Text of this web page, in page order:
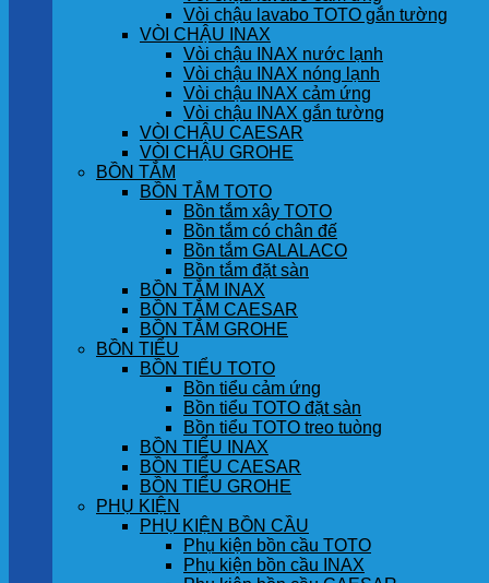
Vòi chậu lavabo TOTO gắn tường
VÒI CHẬU INAX
Vòi chậu INAX nước lạnh
Vòi chậu INAX nóng lạnh
Vòi chậu INAX cảm ứng
Vòi chậu INAX gắn tường
VÒI CHẬU CAESAR
VÒI CHẬU GROHE
BỒN TẮM
BỒN TẮM TOTO
Bồn tắm xây TOTO
Bồn tắm có chân đế
Bồn tắm GALALACO
Bồn tắm đặt sàn
BỒN TẮM INAX
BỒN TẮM CAESAR
BỒN TẮM GROHE
BỒN TIỂU
BỒN TIỂU TOTO
Bồn tiểu cảm ứng
Bồn tiểu TOTO đặt sàn
Bồn tiểu TOTO treo tuòng
BỒN TIỂU INAX
BỒN TIỂU CAESAR
BỒN TIỂU GROHE
PHỤ KIỆN
PHỤ KIỆN BỒN CẦU
Phụ kiện bồn cầu TOTO
Phụ kiện bồn cầu INAX